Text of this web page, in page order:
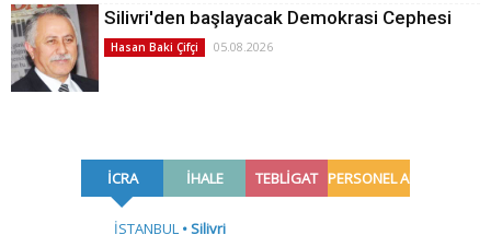
Silivri'den başlayacak Demokrasi Cephesi
Hasan Baki Çifçi 05.08.2026